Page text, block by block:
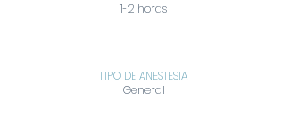
1-2 horas
TIPO DE ANESTESIA
General